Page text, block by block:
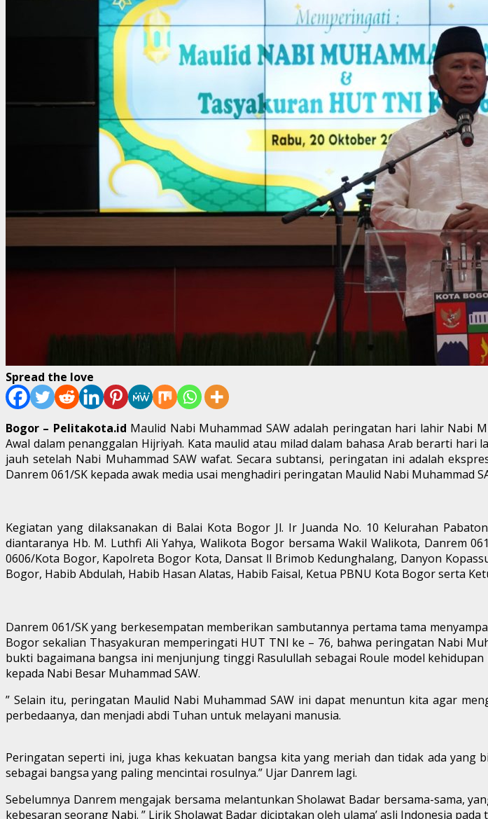
Spread the love
Bogor – Pelitakota.id Maulid Nabi Muhammad SAW adalah peringatan hari lahir Nabi
Awal dalam penanggalan Hijriyah. Kata maulid atau milad dalam bahasa Arab berarti
jauh setelah Nabi Muhammad SAW wafat. Secara subtansi, peringatan ini adalah
Danrem 061/SK kepada awak media usai menghadiri peringatan Maulid Nabi Muhammad
Kegiatan yang dilaksanakan di Balai Kota Bogor Jl. Ir Juanda No. 10 Kelurahan
diantaranya Hb. M. Luthfi Ali Yahya, Walikota Bogor bersama Wakil Walikota, Danrem
0606/Kota Bogor, Kapolreta Bogor Kota, Dansat ll Brimob Kedunghalang, Danyon
Bogor, Habib Abdulah, Habib Hasan Alatas, Habib Faisal, Ketua PBNU Kota Bogor serta
Danrem 061/SK yang berkesempatan memberikan sambutannya pertama tama
Bogor sekalian Thasyakuran memperingati HUT TNI ke – 76, bahwa peringatan Nabi
bukti bagaimana bangsa ini menjunjung tinggi Rasulullah sebagai Roule model
kepada Nabi Besar Muhammad SAW.
” Selain itu, peringatan Maulid Nabi Muhammad SAW ini dapat menuntun kita agar
perbedaanya, dan menjadi abdi Tuhan untuk melayani manusia.
Peringatan seperti ini, juga khas kekuatan bangsa kita yang meriah dan tidak ada
sebagai bangsa yang paling mencintai rosulnya.” Ujar Danrem lagi.
Sebelumnya Danrem mengajak bersama melantunkan Sholawat Badar bersama-sama,
kebesaran seorang Nabi. ” Lirik Sholawat Badar diciptakan oleh ulama’ asli Indonesia